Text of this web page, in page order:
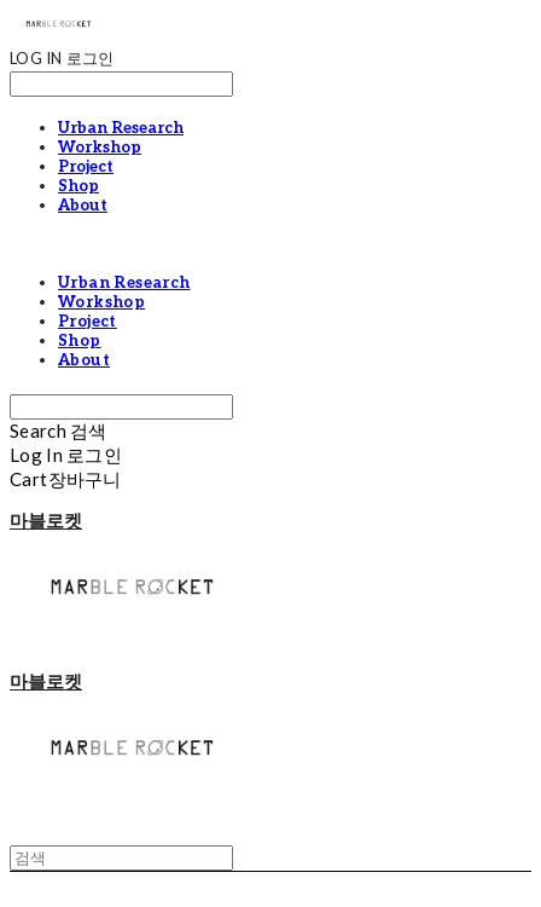
LOG IN 로그인
Urban Research
Workshop
Project
Shop
About
Urban Research
Workshop
Project
Shop
About
Search 검색
Log In 로그인
Cart장바구니
마블로켓
마블로켓